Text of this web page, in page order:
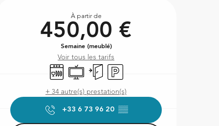
Ouverture et coordonnées
À partir de
450,00 €
Semaine (meublé)
Voir tous les tarifs
Lave vaisselle
TélévisionEntrée indépendante
Parking
+ 34 autre(s) prestation(s)
+33 6 73 96 20 ▒▒